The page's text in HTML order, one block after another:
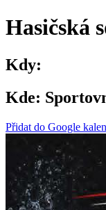
Hasičská
Kdy:
Kde:
Přidat do Google